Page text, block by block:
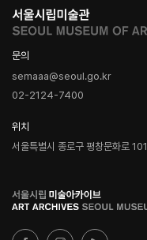
문의
semaaa@seoul.go.kr
02-2124-7400
위치
서울특별시 종로구 평창문화로 101
로
고